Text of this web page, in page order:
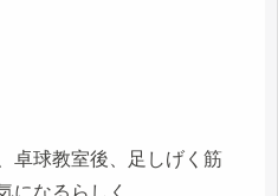
卓球教室後、足しげく筋
になるらしく、